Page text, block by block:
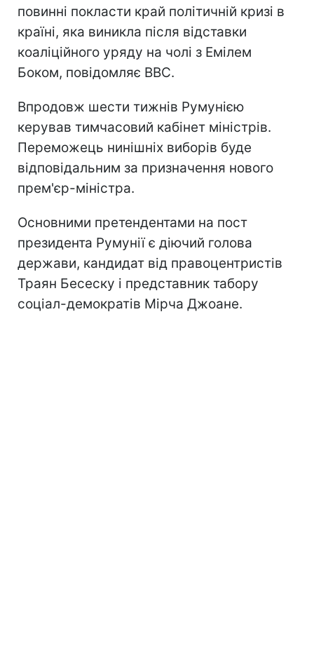
повинні покласти край політичній кризі в
країні, яка виникла після відставки
коаліційного уряду на чолі з Емілем
Боком, повідомляє BBC.
Впродовж шести тижнів Румунією
керував тимчасовий кабінет міністрів.
Переможець нинішніх виборів буде
відповідальним за призначення нового
прем'єр-міністра.
Основними претендентами на пост
президента Румунії є діючий голова
держави, кандидат від правоцентристів
Траян Бесеску і представник табору
соціал-демократів Мірча Джоане.